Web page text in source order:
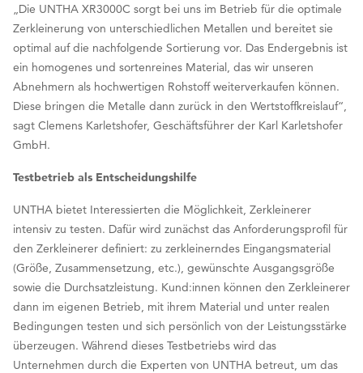
„Die UNTHA XR3000C sorgt bei uns im Betrieb für die optimale
Zerkleinerung von unterschiedlichen Metallen und bereitet sie
optimal auf die nachfolgende Sortierung vor. Das Endergebnis ist
ein homogenes und sortenreines Material, das wir unseren
Abnehmern als hochwertigen Rohstoff weiterverkaufen können.
Diese bringen die Metalle dann zurück in den Wertstoffkreislauf“,
sagt Clemens Karletshofer, Geschäftsführer der Karl Karletshofer
GmbH.
Testbetrieb als Entscheidungshilfe
UNTHA bietet Interessierten die Möglichkeit, Zerkleinerer
intensiv zu testen. Dafür wird zunächst das Anforderungsprofil für
den Zerkleinerer definiert: zu zerkleinerndes Eingangsmaterial
(Größe, Zusammensetzung, etc.), gewünschte Ausgangsgröße
sowie die Durchsatzleistung. Kund:innen können den Zerkleinerer
dann im eigenen Betrieb, mit ihrem Material und unter realen
Bedingungen testen und sich persönlich von der Leistungsstärke
überzeugen. Während dieses Testbetriebs wird das
Unternehmen durch die Experten von UNTHA betreut, um das